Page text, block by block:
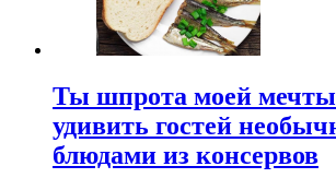
Ты шпрота моей
удивить гостей
блюдами из консервов